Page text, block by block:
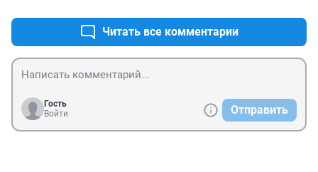
Читать все комментарии
Гость
Войти
Отправить